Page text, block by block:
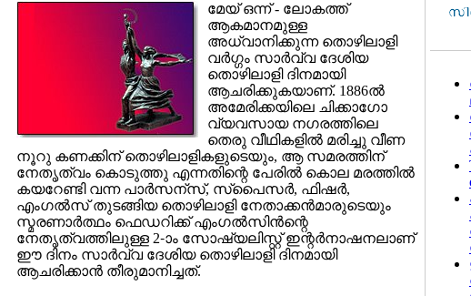
മേയ് ഒന്ന് - ലോകത്ത്
ആകമാനമുള്ള
അധ്വാനിക്കുന്ന തൊഴിലാളി
വര്‍ഗ്ഗം സാര്‍വ്വ ദേശിയ
തൊഴിലാളി ദിനമായി
ആചരിക്കുകയാണ്. 1886ല്‍
അമേരിക്കയിലെ ചിക്കാഗോ
വ്യവസായ നഗരത്തിലെ
തെരു വീഥികളില്‍ മരിച്ചു വീണ
നൂറു കണക്കിന് തൊഴിലാളികളുടെയും, ആ സമരത്തിന്
നേതൃത്വം കൊടുത്തു എന്നതിന്റെ പേരില്‍ കൊല മരത്തില്‍
കയറേണ്ടി വന്ന പാര്‍സന്സ്, സ്പൈസര്‍, ഫിഷര്‍,
എംഗല്‍‌സ് തുടങ്ങിയ തൊഴിലാളി നേതാക്കന്‍‌മാരുടെയും
സ്മരണാര്‍ത്ഥം ഫെഡറിക്ക് എംഗല്‍‌സിന്‍ന്റെ
നേതൃത്വത്തിലുള്ള 2-ാം സോഷ്യലിസ്റ്റ് ഇന്റര്‍നാഷനലാണ്
ഈ ദിനം സാര്‍വ്വ ദേശിയ തൊഴിലാളി ദിനമായി
ആചരിക്കാന്‍ തീരുമാനിച്ചത്.